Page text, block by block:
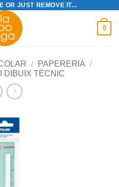
OR JUST REMOVE IT...
0
/ PAPERERIA /
DIBUIX TÈCNIC